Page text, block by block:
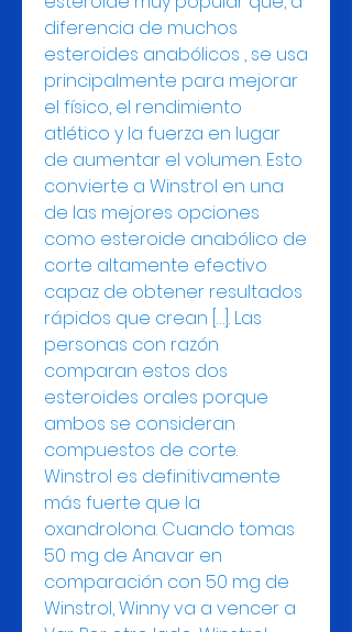
diferencia de muchos
esteroides anabólicos , se usa
principalmente para mejorar
el físico, el rendimiento
atlético y la fuerza en lugar
de aumentar el volumen. Esto
convierte a Winstrol en una
de las mejores opciones
como esteroide anabólico de
corte altamente efectivo
capaz de obtener resultados
rápidos que crean […]. Las
personas con razón
comparan estos dos
esteroides orales porque
ambos se consideran
compuestos de corte.
Winstrol es definitivamente
más fuerte que la
oxandrolona. Cuando tomas
50 mg de Anavar en
comparación con 50 mg de
Winstrol, Winny va a vencer a